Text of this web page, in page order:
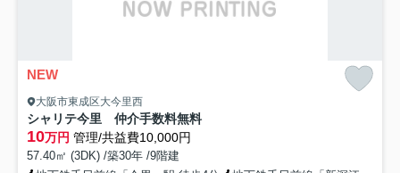
NEW
大阪市東成区大今里西
シャリテ今里 仲介手数料無料
10万円 管理/共益費10,000円
57.40㎡ (3DK) /築30年 /9階建